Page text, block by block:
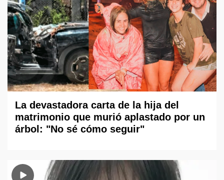
La devastadora carta de la hija del
matrimonio que murió aplastado por un
árbol: "No sé cómo seguir"